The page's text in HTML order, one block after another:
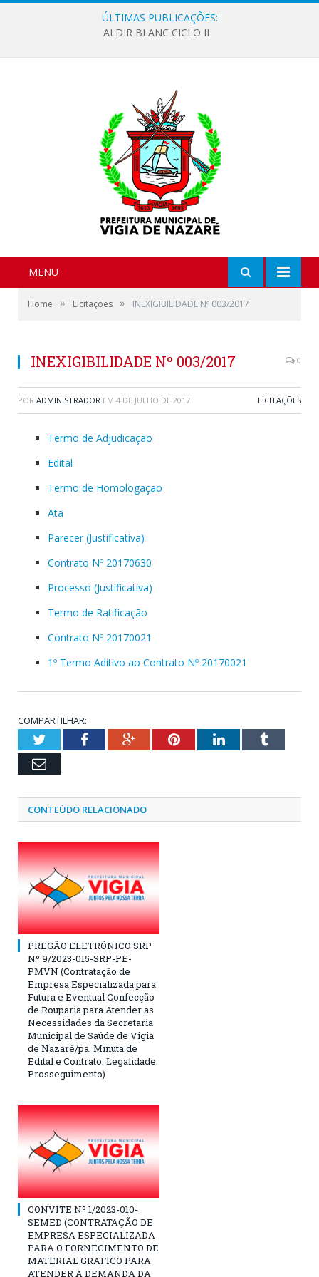
ÚLTIMAS PUBLICAÇÕES:
ALDIR BLANC CICLO II
MENU
Home » Licitações » INEXIGIBILIDADE Nº 003/2017
INEXIGIBILIDADE Nº 003/2017 0
POR ADMINISTRADOR EM 4 DE JULHO DE 2017 LICITAÇÕES
Termo de Adjudicação
Edital
Termo de Homologação
Ata
Parecer (Justificativa)
Contrato Nº 20170630
Processo (Justificativa)
Termo de Ratificação
Contrato Nº 20170021
1º Termo Aditivo ao Contrato Nº 20170021
COMPARTILHAR:
TwitterFacebookGoogle+PinterestLinkedInTumblr
Email
CONTEÚDO RELACIONADO
PREGÃO ELETRÔNICO SRP
Nº 9/2023-015-SRP-PE-
PMVN (Contratação de
Empresa Especializada para
Futura e Eventual Confecção
de Rouparia para Atender as
Necessidades da Secretaria
Municipal de Saúde de Vigia
de Nazaré/pa. Minuta de
Edital e Contrato. Legalidade.
Prosseguimento)
CONVITE Nº 1/2023-010-
SEMED (CONTRATAÇÃO DE
EMPRESA ESPECIALIZADA
PARA O FORNECIMENTO DE
MATERIAL GRAFICO PARA
ATENDER A DEMANDA DA